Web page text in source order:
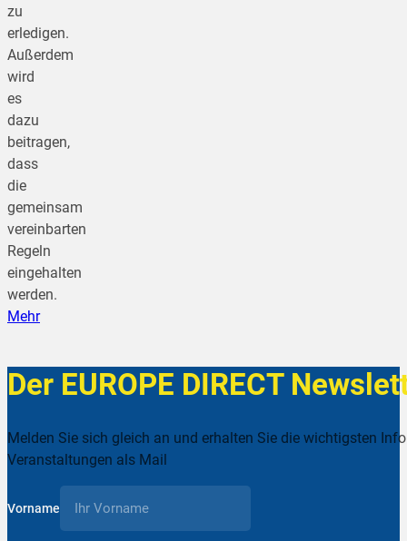
zu
erledigen.
Außerdem
wird
es
dazu
beitragen,
dass
die
gemeinsam
vereinbarten
Regeln
eingehalten
werden.
Mehr
Der EUROPE DIRECT
Melden Sie sich gleich an und erhalten Sie die wichtigsten
Veranstaltungen als Mail
Vorname